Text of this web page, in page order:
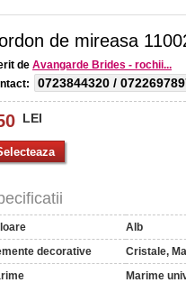
de mireasa
de Avangarde Brides - rochii...
0723844320 /
LEI
Alb
decorative
Cristale,
Marime